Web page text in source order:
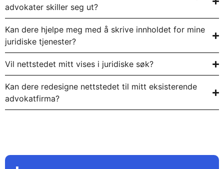
advokater skiller seg ut?
Kan dere hjelpe meg med å skrive innholdet for mine
juridiske tjenester?
Vil nettstedet mitt vises i juridiske søk?
Kan dere redesigne nettstedet til mitt eksisterende
advokatfirma?